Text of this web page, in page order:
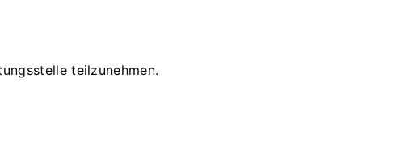
teilzunehmen.